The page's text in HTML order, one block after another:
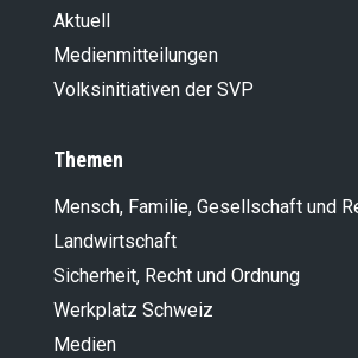
Aktuell
Medienmitteilungen
Volksinitiativen der SVP
Themen
Mensch, Familie, Gesellschaft und
Landwirt­schaft
Sicherheit, Recht und Ordnung
Werkplatz Schweiz
Medien